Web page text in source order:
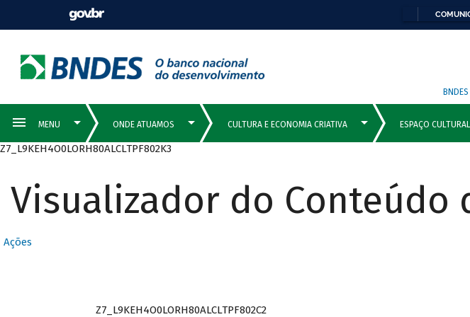
Z7_L9KEH4O0LORH80ALCLTPF802K3
Visualizador do Conteúdo
Ações
Z7_L9KEH4O0LORH80ALCLTPF802C2